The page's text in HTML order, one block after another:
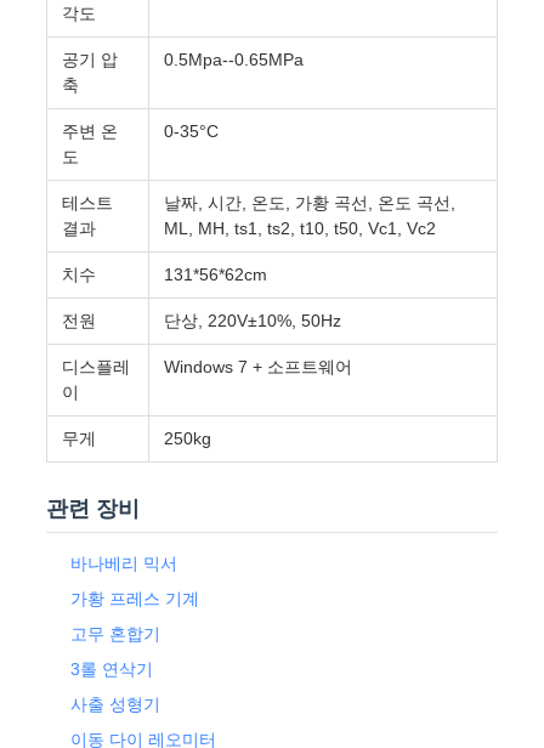
각도
공기 압
축
0.5Mpa--0.65MPa
주변 온
도
0-35°C
테스트
결과
날짜, 시간, 온도, 가황 곡선, 온도 곡선,
ML, MH, ts1, ts2, t10, t50, Vc1, Vc2
치수 131*56*62cm
전원 단상, 220V±10%, 50Hz
디스플레
이
Windows 7 + 소프트웨어
무게 250kg
관련 장비
바나베리 믹서
가황 프레스 기계
고무 혼합기
3롤 연삭기
사출 성형기
이동 다이 레오미터